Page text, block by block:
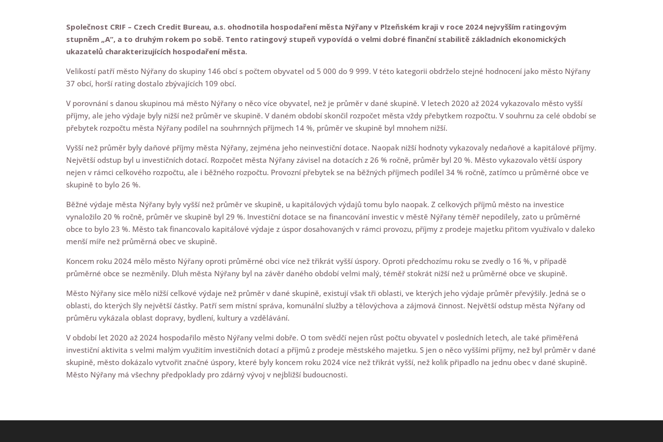
Společnost CRIF – Czech Credit Bureau, a.s. ohodnotila hospodaření města Nýřany v Plzeňském kraji v roce 2024 nejvyšším ratingovým
stupněm „A“, a to druhým rokem po sobě. Tento ratingový stupeň vypovídá o velmi dobré finanční stabilitě základních ekonomických
ukazatelů charakterizujících hospodaření města.
Velikostí patří město Nýřany do skupiny 146 obcí s počtem obyvatel od 5 000 do 9 999. V této kategorii obdrželo stejné hodnocení jako město Nýřany
37 obcí, horší rating dostalo zbývajících 109 obcí.
V porovnání s danou skupinou má město Nýřany o něco více obyvatel, než je průměr v dané skupině. V letech 2020 až 2024 vykazovalo město vyšší
příjmy, ale jeho výdaje byly nižší než průměr ve skupině. V daném období skončil rozpočet města vždy přebytkem rozpočtu. V souhrnu za celé období se
přebytek rozpočtu města Nýřany podílel na souhrnných příjmech 14 %, průměr ve skupině byl mnohem nižší.
Vyšší než průměr byly daňové příjmy města Nýřany, zejména jeho neinvestiční dotace. Naopak nižší hodnoty vykazovaly nedaňové a kapitálové příjmy.
Největší odstup byl u investičních dotací. Rozpočet města Nýřany závisel na dotacích z 26 % ročně, průměr byl 20 %. Město vykazovalo větší úspory
nejen v rámci celkového rozpočtu, ale i běžného rozpočtu. Provozní přebytek se na běžných příjmech podílel 34 % ročně, zatímco u průměrné obce ve
skupině to bylo 26 %.
Běžné výdaje města Nýřany byly vyšší než průměr ve skupině, u kapitálových výdajů tomu bylo naopak. Z celkových příjmů město na investice
vynaložilo 20 % ročně, průměr ve skupině byl 29 %. Investiční dotace se na financování investic v městě Nýřany téměř nepodílely, zato u průměrné
obce to bylo 23 %. Město tak financovalo kapitálové výdaje z úspor dosahovaných v rámci provozu, příjmy z prodeje majetku přitom využívalo v daleko
menší míře než průměrná obec ve skupině.
Koncem roku 2024 mělo město Nýřany oproti průměrné obci více než třikrát vyšší úspory. Oproti předchozímu roku se zvedly o 16 %, v případě
průměrné obce se nezměnily. Dluh města Nýřany byl na závěr daného období velmi malý, téměř stokrát nižší než u průměrné obce ve skupině.
Město Nýřany sice mělo nižší celkové výdaje než průměr v dané skupině, existují však tři oblasti, ve kterých jeho výdaje průměr převýšily. Jedná se o
oblasti, do kterých šly největší částky. Patří sem místní správa, komunální služby a tělovýchova a zájmová činnost. Největší odstup města Nýřany od
průměru vykázala oblast dopravy, bydlení, kultury a vzdělávání.
V období let 2020 až 2024 hospodařilo město Nýřany velmi dobře. O tom svědčí nejen růst počtu obyvatel v posledních letech, ale také přiměřená
investiční aktivita s velmi malým využitím investičních dotací a příjmů z prodeje městského majetku. S jen o něco vyššími příjmy, než byl průměr v dané
skupině, město dokázalo vytvořit značné úspory, které byly koncem roku 2024 více než třikrát vyšší, než kolik připadlo na jednu obec v dané skupině.
Město Nýřany má všechny předpoklady pro zdárný vývoj v nejbližší budoucnosti.